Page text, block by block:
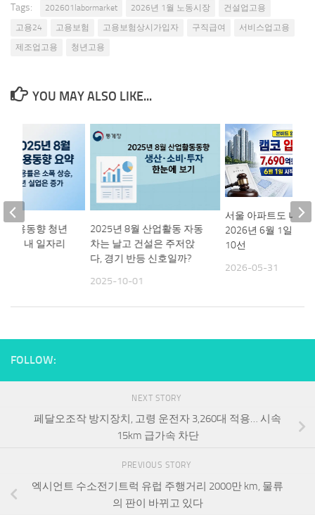
Tags: 202601labormarket 2026년 1월 노동시장
건설업고용
고용24
고용보험 고용보험상시가입자 구직급여
서비스업고용
제조업고용
청년고용
YOU MAY ALSO LIKE...
2025년 8월 산업활동 자동
차는 날고 건설은 주저앉
다, 경기 반등 신호일까?
2025-10-01
서울 아파트도 나왔
2026년 6월 1일 캠
10선
2026-05-31
고용동향 청년
나? 내 일자리
FOLLOW:
NEXT STORY
페달오조작 방지장치, 고령 운전자 3,260대 적용… 시속
15km 급가속 차단
PREVIOUS STORY
엑시언트 수소전기트럭 유럽 주행거리 2000만 km, 물류
의 판이 바뀌고 있다